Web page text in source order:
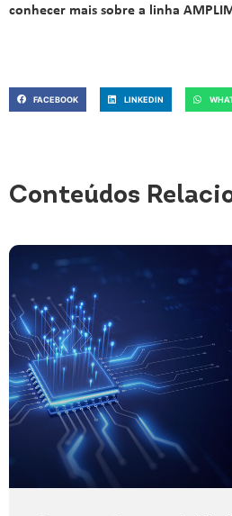
conhecer mais sobre a linha
FACEBOOK LINKEDIN
Conteúdos